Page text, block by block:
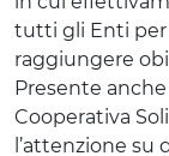
tutti gli Enti per
raggiungere
Presente anche
Cooperativa
l’attenzione